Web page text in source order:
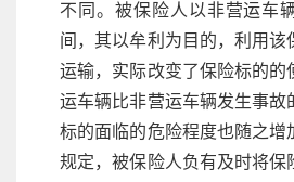
不同。被保险人以非营运车
间，其以牟利为目的，利用该
运输，实际改变了保险标的的
运车辆比非营运车辆发生事故
标的面临的危险程度也随之增
规定，被保险人负有及时将保